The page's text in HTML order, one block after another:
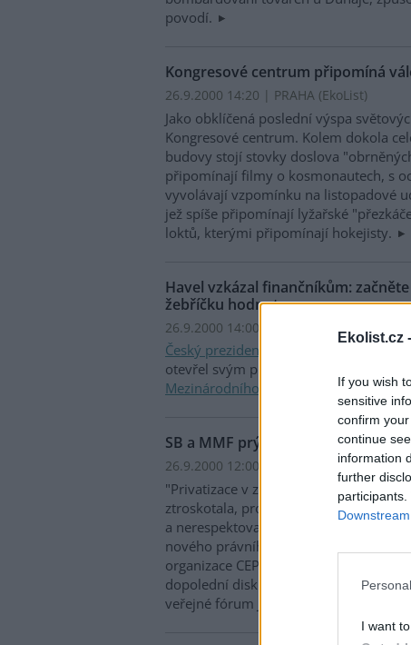
Ekolist.cz -
If you wish
sensitive
confirm
continue
information
further
I want
povodí.
Kongresové centrum připomíná
26.9.2000 14:20 | PRAHA (EkoList)
Jako obklíčená poslední výspa
Kongresové centrum. Kolem dokola
budovy stojí stovky doslova
připomínají filmy o kosmonautech, s
vyvolávají vzpomínku na listopadové
jež spíše připomínají lyžařské
loktů, kterými připomínají hokejisty.
Havel vzkázal finančníkům:
žebříčku hodnot
26.9.2000 14:00 | PRAHA (EkoList)
Český prezident
Václav Havel dnes po
otevřel svým projevem Výroční
Mezinárodního měnového fondu a
SB a MMF prý mohou za
26.9.2000 12:00 | PRAHA (EkoList)
"Privatizace v zemích střední Evropy, v
ztroskotala, protože
Světová banka (SB)
a nerespektovala potřeby zemí střední
nového právního prostředí," řekl Juraj
organizace CEPA, která je členem
dopolední diskusi v
Městské knihovně.
veřejné fórum Jiná zpráva.